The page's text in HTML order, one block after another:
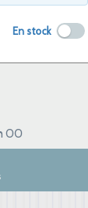
En stock
00